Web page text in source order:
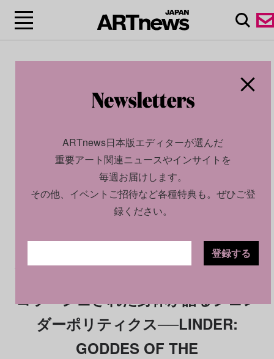
2026.06.24
コラージュされた身体が語るジェン
ダーポリティクス──LINDER:
GODDES OF THE
ARTnews日本版エディターが選んだ
重要アート関連ニュースやインサイトを
毎週お届けします。
その他、イベントご招待など各種特典も。ぜひご登
録ください。
登録する